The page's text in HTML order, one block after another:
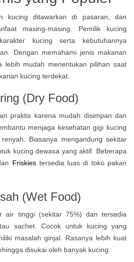
kucing ditawarkan di pasaran, dan
masing-masing. Pemilik kucing
kucing serta kebutuhannya
Dengan memahami jenis makanan
lebih mudah menentukan pilihan saat
kucing terdekat.
(Dry Food)
praktis karena mudah disimpan dan
menjaga kesehatan gigi kucing
Biasanya mengandung sekitar
kucing dewasa yang aktif. Beberapa
Friskiestersedia luas di toko pakan
(Wet Food)
air tinggi (sekitar 75%) dan tersedia
sachet. Cocok untuk kucing yang
masalah ginjal. Rasanya lebih kuat
disukai oleh banyak kucing.